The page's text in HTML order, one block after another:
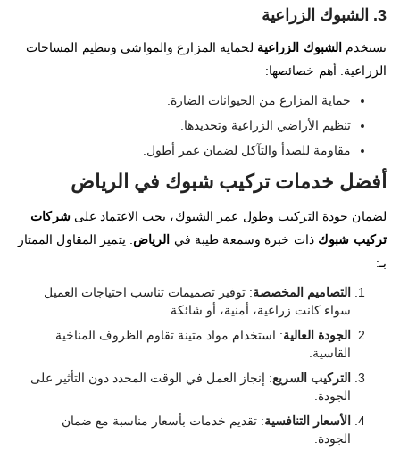
3. الشبوك الزراعية
تستخدم الشبوك الزراعية لحماية المزارع والمواشي وتنظيم المساحات
الزراعية. أهم خصائصها:
حماية المزارع من الحيوانات الضارة.
تنظيم الأراضي الزراعية وتحديدها.
مقاومة للصدأ والتآكل لضمان عمر أطول.
أفضل خدمات تركيب شبوك في الرياض
لضمان جودة التركيب وطول عمر الشبوك، يجب الاعتماد علىشركات
تركيب شبوك ذات خبرة وسمعة طيبة في الرياض . يتميز المقاول الممتاز
بـ:
التصاميم المخصصة: توفير تصميمات تناسب احتياجات العميل
سواء كانت زراعية، أمنية، أو شائكة.
الجودة العالية: استخدام مواد متينة تقاوم الظروف المناخية
القاسية.
التركيب السريع: إنجاز العمل في الوقت المحدد دون التأثير على
الجودة.
الأسعار التنافسية: تقديم خدمات بأسعار مناسبة مع ضمان
الجودة.